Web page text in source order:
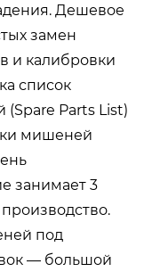
Дешевое
замен
и калибровки
список
Parts List)
мишеней
занимает 3
под
— большой